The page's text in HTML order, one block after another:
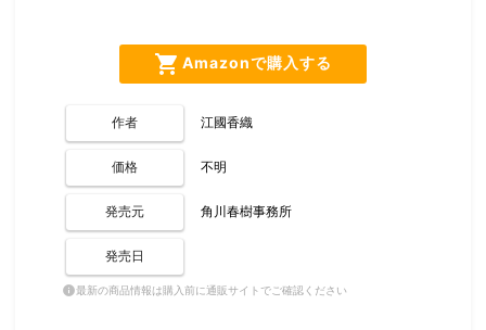
shopping_cart Amazonで購入する
作者 江國香織
価格 不明
発売元 角川春樹事務所
発売日
info最新の商品情報は購入前に通販サイトでご確認ください